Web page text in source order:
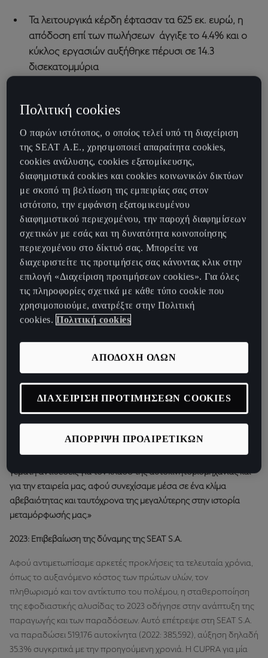
Τα λειτουργικά κέρδη έφτασαν τα 625 εκ. ευρώ, η
απόδοση επί των πωλήσεων άγγιξε το 4.4% και o
κύκλος εργασιών αυξήθηκε πέρυσι σε 14.3
δισεκατομμύρια
To 2024 το λανσάρισμα των νέων CUPRA Tavascan &
CUPRA Terramar
Έναρξη πωλήσεων της CUPRA στις Ηνωμένες
Πολιτείες της Αμερικής μέχρι το τέλος της
δεκαετίας
Η ηλεκτροκίνηση στο Martorell προχωράει με
γοργούς ρυθμούς
Σήμερα η SEAT S.A. παρουσίασε τα οικονομικά αποτελέσματά
του 2023 καθώς επίσης και τη στρατηγική της για τα επόμενα
χρόνια. Πέρυσι, σύμφωνα με τους κανόνες του IFRS ( Ίδρυμα
Διεθνών Προτύπων Χρηματοοικονομικής Αναφοράς), τα
λειτουργικά κέρδη έφτασαν τα 625 εκ. ευρώ (άνοδος 592 εκ.
ευρώ, 2022: 33 εκ. ευρώ). Επίσης επιτεύχθηκε σημαντική βελτίωση
στην απόδοση επί των πωλήσεων που άγγιξε το 4.4%. Ο ετήσιος
περισσότερο από το 2022 (10.941 δισεκατομμύρια). Αυτά τα
αποτελέσματα δείχνουν τη δύναμη της εταιρείας και την επιτυχία
της στρατηγικής της.
«Αφήνουμε πίσω μας μια χρονιά στην οποία η SEAT S.A.
σημείωσε τα καλύτερα οικονομικά αποτελέσματα στην 73χρονη
ιστορία της, επιβεβαιώνοντας ότι η εταιρεία μας συνεχίζει τη
διαδρομή της για ένα ακόμα πιο κερδοφόρο μέλλον,»
Wayne Griffiths, CEO SEAT & CUPRA.«To 2023 ήταν μια χρονιά
γεμάτη αντιθέσεις για τον κλάδο της αυτοκινητοβιομηχανίας και
για την εταιρεία μας, αφού συνεχίσαμε μέσα σε ένα κλίμα
αβεβαιότητας και ταυτόχρονα της μεγαλύτερης στην ιστορία
μεταμόρφωσής μας.»
2023: Επιβεβαίωση της δύναμης της SEAT S.A.
Αφού αντιμετωπίσαμε αρκετές προκλήσεις τα τελευταία χρόνια,
όπως το αυξανόμενο κόστος των πρώτων υλών, τον
πληθωρισμό και τον αντίκτυπο του πολέμου, η σταθεροποίηση
της εφοδιαστικής αλυσίδας το 2023 οδήγησε στην ανάπτυξη της
παραγωγής και των παραδόσεων. Αυτό επέτρεψε στη SEAT S.A.
να παραδώσει 519,176 αυτοκίνητα (2022: 385,592), αύξηση δηλαδή
35.3% συγκριτικά με την προηγούμενη χρονιά. H CUPRA για μία
Πολιτική cookies
Ο παρών ιστότοπος, ο οποίος τελεί υπό τη διαχείριση
της SEAT Α.Ε., χρησιμοποιεί απαραίτητα cookies,
cookies ανάλυσης, cookies εξατομίκευσης,
διαφημιστικά cookies και cookies κοινωνικών δικτύων
με σκοπό τη βελτίωση της εμπειρίας σας στον
ιστότοπο, την εμφάνιση εξατομικευμένου
διαφημιστικού περιεχομένου, την παροχή διαφημίσεων
σχετικών με εσάς και τη δυνατότητα κοινοποίησης
περιεχομένου στο δίκτυό σας. Μπορείτε να
διαχειριστείτε τις προτιμήσεις σας κάνοντας κλικ στην
επιλογή «Διαχείριση προτιμήσεων cookies». Για όλες
τις πληροφορίες σχετικά με κάθε τύπο cookie που
χρησιμοποιούμε, ανατρέξτε στην Πολιτική
cookies. Πολιτική cookies
ΑΠΟΡΡΙΨΗ ΠΡΟΑΙΡΕΤΙΚΩΝ
ΑΠΟΔΟΧΗ ΟΛΩΝ
ΔΙΑΧΕΙΡΙΣΗ ΠΡΟΤΙΜΗΣΕΩΝ COOKIES